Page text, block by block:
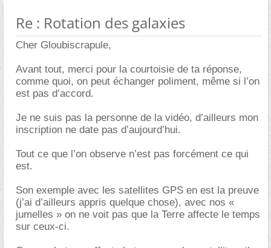
Re : Rotation des galaxies
Cher Gloubiscrapule,
Avant tout, merci pour la courtoisie de ta réponse,
comme quoi, on peut échanger poliment, même si l’on
est pas d’accord.
Je ne suis pas la personne de la vidéo, d’ailleurs mon
inscription ne date pas d’aujourd’hui.
Tout ce que l’on observe n’est pas forcément ce qui
est.
Son exemple avec les satellites GPS en est la preuve
(j’ai d’ailleurs appris quelque chose), avec nos «
jumelles » on ne voit pas que la Terre affecte le temps
sur ceux-ci.